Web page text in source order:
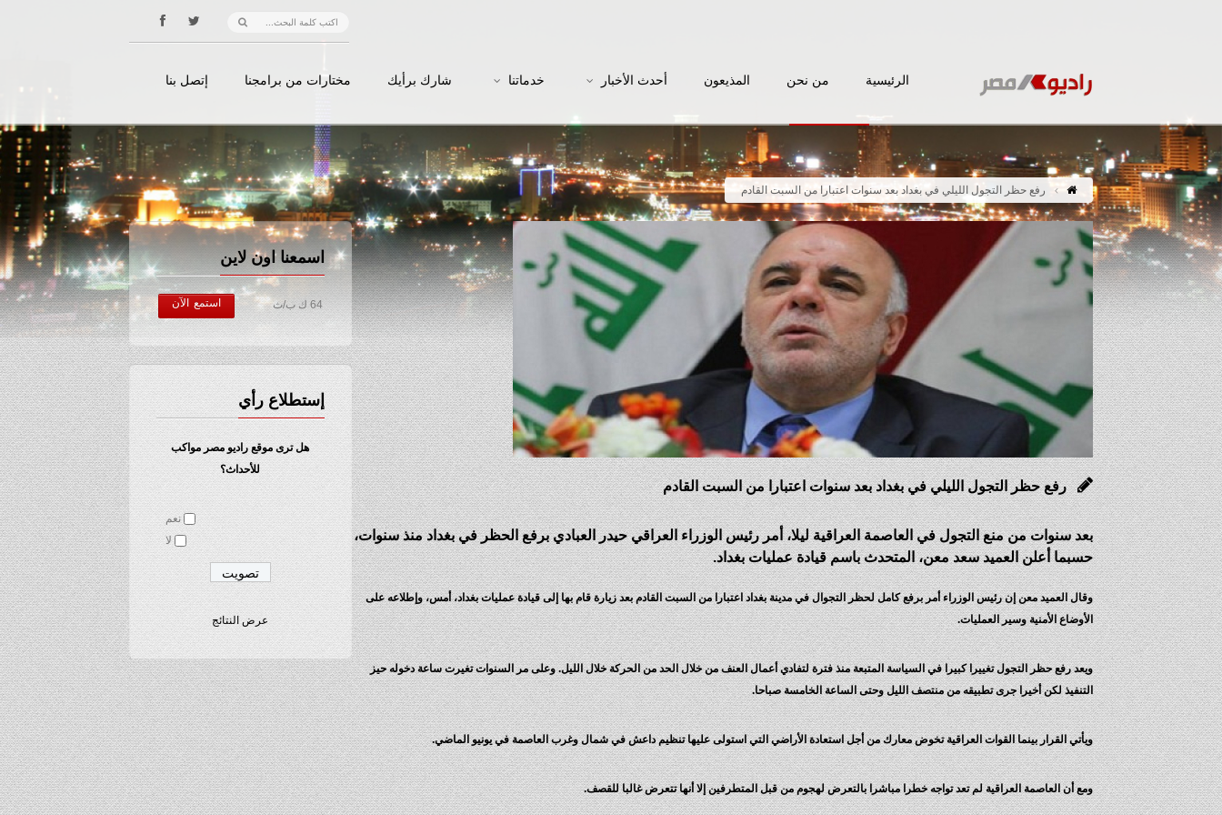
الرئيسية من نحن المذيعون أحدث الأخبار خدماتنا شارك برأيك مختارات من برامجنا إتصل بنا
رفع حظر التجول الليلي في بغداد بعد سنوات اعتبارا من السبت القادم
اسمعنا اون لاين
64 ك ب/ث استمع الآن
إستطلاع رأي
هل ترى موقع راديو مصر مواكب
للأحداث؟
نعم
لا
عرض النتائج
رفع حظر التجول الليلي في بغداد بعد سنوات اعتبارا من السبت القادم
بعد سنوات من منع التجول في العاصمة العراقية ليلا، أمر رئيس الوزراء العراقي حيدر العبادي برفع الحظر في بغداد منذ سنوات،
حسبما أعلن العميد سعد معن، المتحدث باسم قيادة عمليات بغداد.
وقال العميد معن إن رئيس الوزراء أمر برفع كامل لحظر التجوال في مدينة بغداد اعتبارا من السبت القادم بعد زيارة قام بها إلى قيادة عمليات بغداد، أمس، وإطلاعه على
الأوضاع الأمنية وسير العمليات.
ويعد رفع حظر التجول تغييرا كبيرا في السياسة المتبعة منذ فترة لتفادي أعمال العنف من خلال الحد من الحركة خلال الليل. وعلى مر السنوات تغيرت ساعة دخوله حيز
التنفيذ لكن أخيرا جرى تطبيقه من منتصف الليل وحتى الساعة الخامسة صباحا.
ويأتي القرار بينما القوات العراقية تخوض معارك من أجل استعادة الأراضي التي استولى عليها تنظيم داعش في شمال وغرب العاصمة في يونيو الماضي.
ومع أن العاصمة العراقية لم تعد تواجه خطرا مباشرا بالتعرض لهجوم من قبل المتطرفين إلا أنها تتعرض غالبا للقصف.